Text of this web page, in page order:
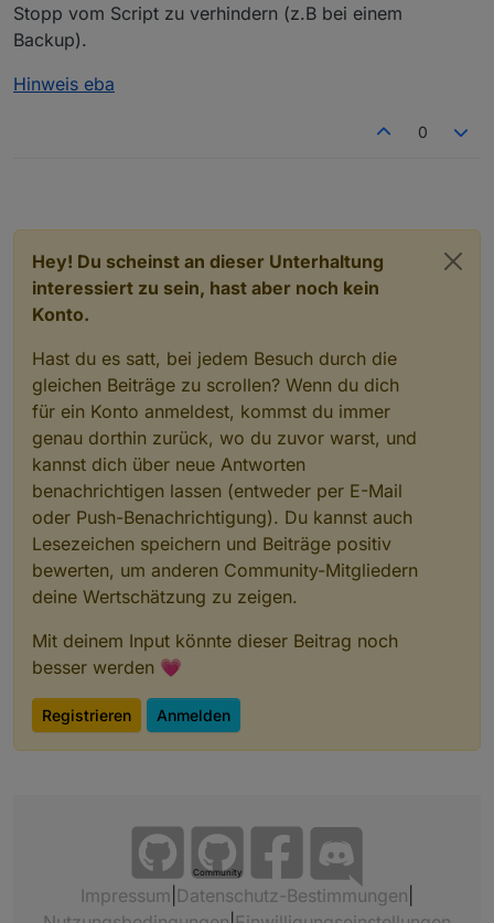
Stopp vom Script zu verhindern (z.B bei einem
Backup).
Hinweis eba
0
Hey! Du scheinst an dieser Unterhaltung
interessiert zu sein, hast aber noch kein
Konto.
Hast du es satt, bei jedem Besuch durch die
gleichen Beiträge zu scrollen? Wenn du dich
für ein Konto anmeldest, kommst du immer
genau dorthin zurück, wo du zuvor warst, und
kannst dich über neue Antworten
benachrichtigen lassen (entweder per E-Mail
oder Push-Benachrichtigung). Du kannst auch
Lesezeichen speichern und Beiträge positiv
bewerten, um anderen Community-Mitgliedern
deine Wertschätzung zu zeigen.
Mit deinem Input könnte dieser Beitrag noch
besser werden 💗
Registrieren Anmelden
Community
Impressum Datenschutz-Bestimmungen